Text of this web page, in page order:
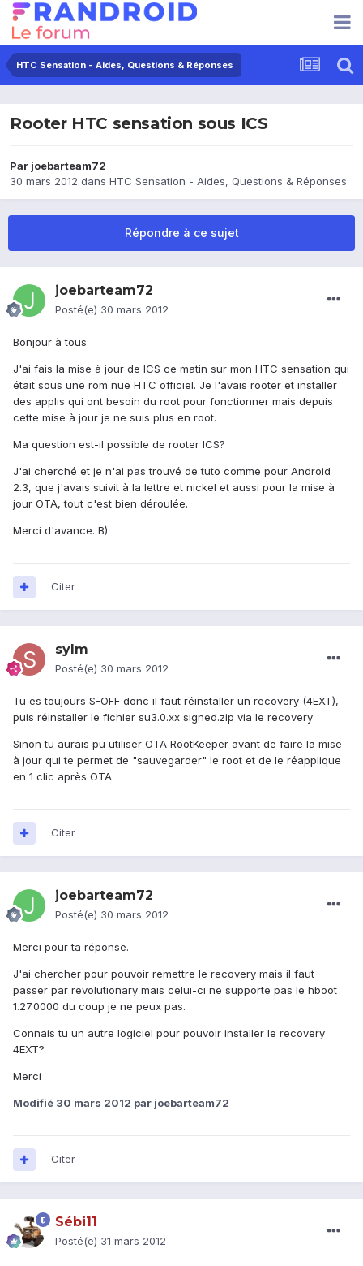
HTC Sensation - Aides, Questions & Réponses
Rooter HTC sensation sous ICS
Par joebarteam72
30 mars 2012 dans HTC Sensation - Aides, Questions & Réponses
Répondre à ce sujet
joebarteam72
Posté(e) 30 mars 2012
Bonjour à tous
J'ai fais la mise à jour de ICS ce matin sur mon HTC sensation qui
était sous une rom nue HTC officiel. Je l'avais rooter et installer
des applis qui ont besoin du root pour fonctionner mais depuis
cette mise à jour je ne suis plus en root.
Ma question est-il possible de rooter ICS?
J'ai cherché et je n'ai pas trouvé de tuto comme pour Android
2.3, que j'avais suivit à la lettre et nickel et aussi pour la mise à
jour OTA, tout c'est bien déroulée.
Merci d'avance. B)
Citer
sylm
Posté(e) 30 mars 2012
Tu es toujours S-OFF donc il faut réinstaller un recovery (4EXT),
puis réinstaller le fichier su3.0.xx signed.zip via le recovery
Sinon tu aurais pu utiliser OTA RootKeeper avant de faire la mise
à jour qui te permet de "sauvegarder" le root et de le réapplique
en 1 clic après OTA
Citer
joebarteam72
Posté(e) 30 mars 2012
Merci pour ta réponse.
J'ai chercher pour pouvoir remettre le recovery mais il faut
passer par revolutionary mais celui-ci ne supporte pas le hboot
1.27.0000 du coup je ne peux pas.
Connais tu un autre logiciel pour pouvoir installer le recovery
4EXT?
Merci
Modifié 30 mars 2012 par joebarteam72
Citer
Sébi11
Posté(e) 31 mars 2012